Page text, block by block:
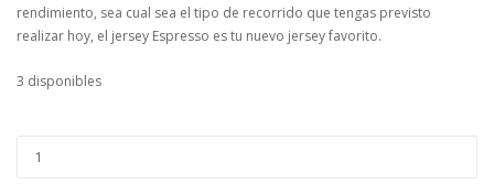
rendimiento, sea cual sea el tipo de recorrido que tengas previsto
realizar hoy, el jersey Espresso es tu nuevo jersey favorito.
3 disponibles
JERSEY